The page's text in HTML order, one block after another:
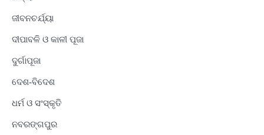
ଜୀବନଚର୍ଯ୍ୟା
ଦୀପାବଳି ଓ କାଳୀ ପୂଜା
ଦୁର୍ଗାପୂଜା
ଦେଶ-ବିଦେଶ
ଧର୍ମ ଓ ସଂସ୍କୃତି
ନବରଙ୍ଗପୁର